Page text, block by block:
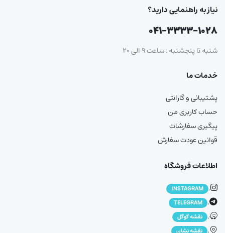
نیاز به راهنمایی دارید؟
۰۴۱-۳۳۳۳-۱۰۲۸
شنبه تا پنجشنبه : ساعت ۹ الی ۲۰
خدمات ما
پشتیبانی و گارانتی
حساب کاربری من
پیگیری سفارشات
قوانین عودت سفارش
اطلاعات فروشگاه
.
INSTAGRAM
.
TELEGRAM
. نقشه گوگل
. نقشه نشان